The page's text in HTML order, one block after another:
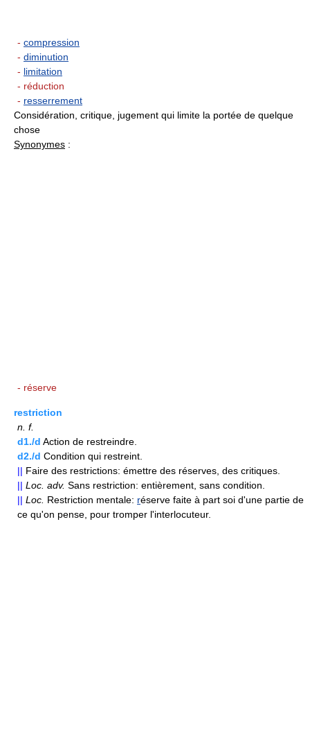
- compression
- diminution
- limitation
- réduction
- resserrement
Considération, critique, jugement qui limite la portée de quelque
chose
Synonymes :
- réserve
restriction
n. f.
d1./d Action de restreindre.
d2./d Condition qui restreint.
|| Faire des restrictions: émettre des réserves, des critiques.
|| Loc. adv. Sans restriction: entièrement, sans condition.
|| Loc. Restriction mentale: réserve faite à part soi d'une partie de
ce qu'on pense, pour tromper l'interlocuteur.